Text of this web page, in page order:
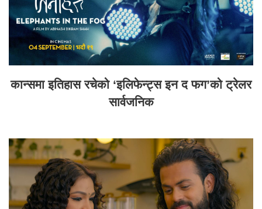
कान्समा इतिहास रचेको ‘इलिफेन्ट्स इन द फग’को ट्रेलर
सार्वजनिक